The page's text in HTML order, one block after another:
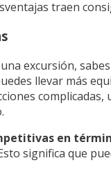
traen
excursión,
llevar más
en
significa que